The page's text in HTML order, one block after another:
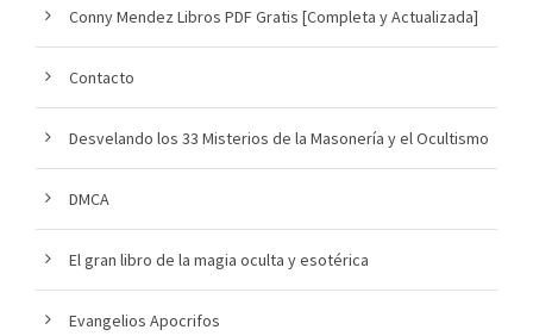
Conny Mendez Libros PDF Gratis [Completa y Actualizada]
Contacto
Desvelando los 33 Misterios de la Masonería y el Ocultismo
DMCA
El gran libro de la magia oculta y esotérica
Evangelios Apocrifos